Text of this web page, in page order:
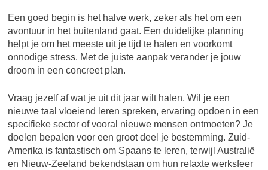
Een goed begin is het halve werk, zeker als het om een
avontuur in het buitenland gaat. Een duidelijke planning
helpt je om het meeste uit je tijd te halen en voorkomt
onnodige stress. Met de juiste aanpak verander je jouw
droom in een concreet plan.
Vraag jezelf af wat je uit dit jaar wilt halen. Wil je een
nieuwe taal vloeiend leren spreken, ervaring opdoen in een
specifieke sector of vooral nieuwe mensen ontmoeten? Je
doelen bepalen voor een groot deel je bestemming. Zuid-
Amerika is fantastisch om Spaans te leren, terwijl Australië
en Nieuw-Zeeland bekendstaan om hun relaxte werksfeer